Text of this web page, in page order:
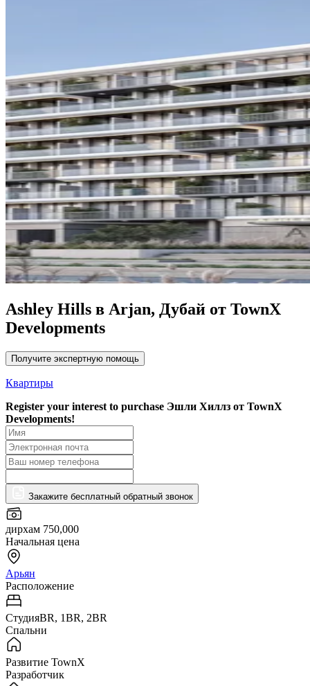
Ashley Hills в Arjan, Дубай от TownX
Developments
Получите экспертную помощь
Квартиры
Register your interest to purchase Эшли Хиллз от TownX
Developments!
Закажите бесплатный обратный звонок
дирхам 750,000
Начальная цена
Арьян
Расположение
СтудияBR, 1BR, 2BR
Спальни
Развитие TownX
Разработчик